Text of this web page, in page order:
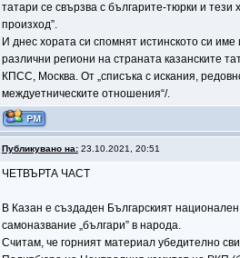
татари се свързва с българите-тюрки и
произход”.
И днес хората си спомнят истинското си
различни региони на страната казанските
КПСС, Москва. От „списъка с искания,
междуетническите отношения“/.
Публикувано на:23.10.2021, 20:51
ЧЕТВЪРТА ЧАСТ
В Казан е създаден Българският
самоназвание „българи” в народа.
Считам, че горният материал убедително